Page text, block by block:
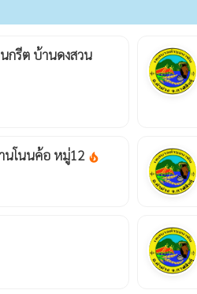
กรีต บ้านดงสวน
นโนนค้อ หมู่12 local_fire_department